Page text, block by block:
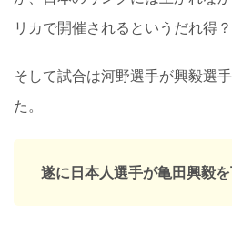
リカで開催されるというだれ得？
そして試合は河野選手が興毅選
た。
遂に日本人選手が亀田興毅を